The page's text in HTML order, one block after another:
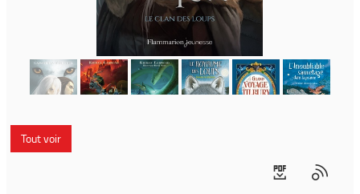
Tout voir